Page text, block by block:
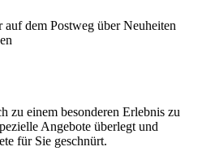
dem Postweg über Neuheiten
zu einem besonderen Erlebnis zu
Angebote überlegt und
für Sie geschnürt.